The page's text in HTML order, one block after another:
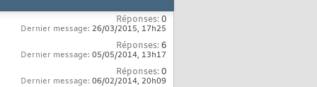
Réponses:0
Dernier message: 26/03/2015, 17h25
Réponses:6
Dernier message: 05/05/2014, 13h17
Réponses:0
Dernier message: 06/02/2014, 20h09